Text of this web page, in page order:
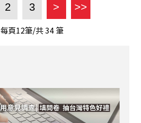
2 3 > >>
每頁12筆/共34筆